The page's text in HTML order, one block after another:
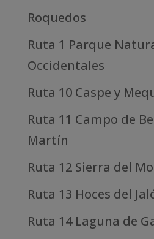
Roquedos
Ruta 1 Parque
Occidentales
Ruta 10 Caspe y
Ruta 11 Campo de
Martín
Ruta 12 Sierra del
Ruta 13 Hoces del
Ruta 14 Laguna de